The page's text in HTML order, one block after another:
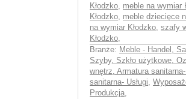
Kłodzko, meble na wymiar
Kłodzko, meble dziecięce
na wymiar Kłodzko, szafy
Kłodzko,
Branże: Meble - Handel,
Szyby, Szkło użytkowe,
wnętrz, Armatura
sanitarna- Usługi,
Produkcja,